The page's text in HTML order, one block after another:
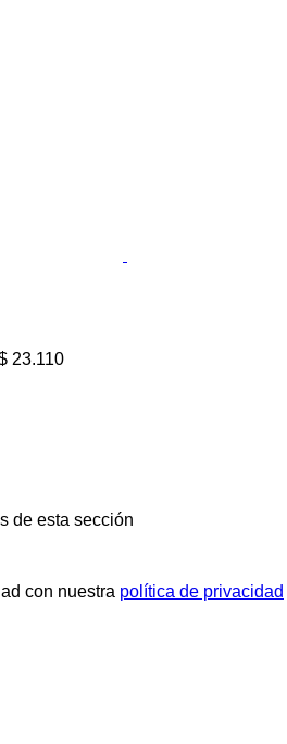
23.110
de esta sección
con nuestra política de privacidad